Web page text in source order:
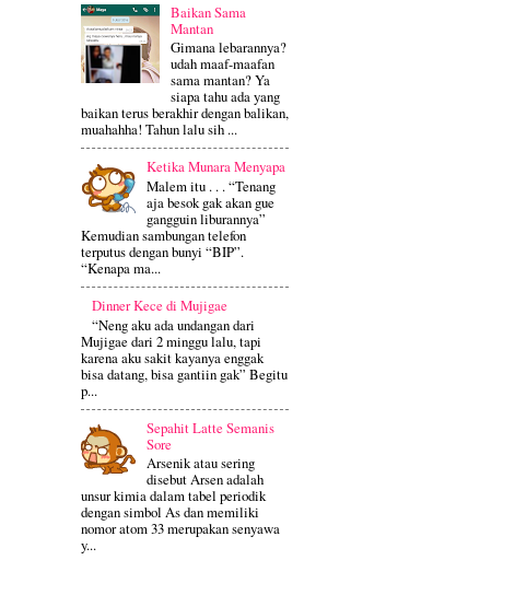
Baikan Sama
Mantan
Gimana lebarannya?
udah maaf-maafan
sama mantan? Ya
siapa tahu ada yang
baikan terus berakhir dengan balikan,
muahahha! Tahun lalu sih ...
Ketika Munara Menyapa
Malem itu . . . “Tenang
aja besok gak akan gue
gangguin liburannya”
Kemudian sambungan telefon
terputus dengan bunyi “BIP”.
“Kenapa ma...
Dinner Kece di Mujigae
“Neng aku ada undangan dari
Mujigae dari 2 minggu lalu, tapi
karena aku sakit kayanya enggak
bisa datang, bisa gantiin gak” Begitu
p...
Sepahit Latte Semanis
Sore
Arsenik atau sering
disebut Arsen adalah
unsur kimia dalam tabel periodik
dengan simbol As dan memiliki
nomor atom 33 merupakan senyawa
y...